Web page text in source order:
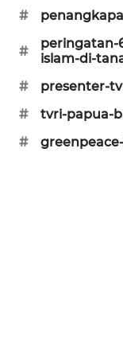
#
#
peringatan-
islam-di-
#
presenter-
#
tvri-papua-
#
KARING
NEWS
JURNAL
MARITIM
HUMBANG